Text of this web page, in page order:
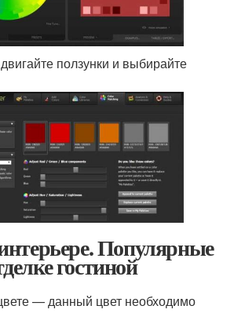
ползунки и выбирайте
Популярные
гостиной
— данный цвет необходимо